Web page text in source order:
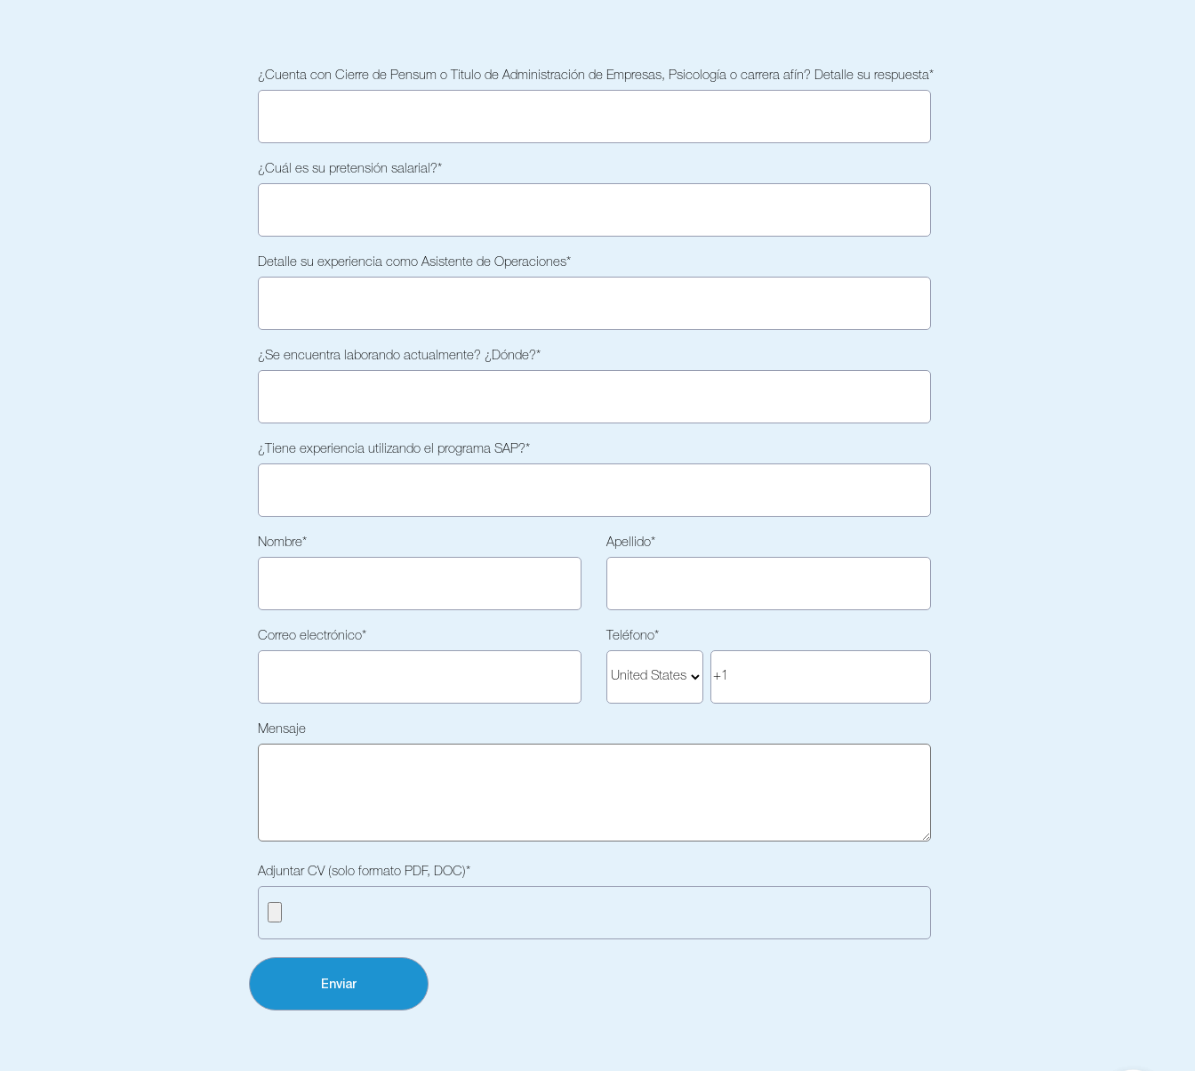
¿Cuenta con Cierre de Pensum o Titulo de Administración de Empresas, Psicología o carrera afín? Detalle su respuesta*
¿Cuál es su pretensión salarial?*
Detalle su experiencia como Asistente de Operaciones*
¿Se encuentra laborando actualmente? ¿Dónde?*
¿Tiene experiencia utilizando el programa SAP?*
Nombre* Apellido*
Correo electrónico* Teléfono*
Mensaje
Adjuntar CV (solo formato PDF, DOC)*